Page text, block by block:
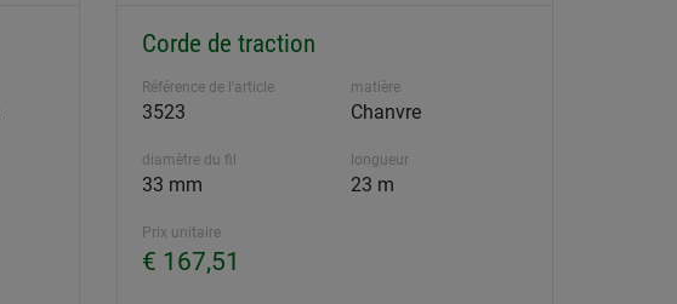
Corde de traction
Référence de l'article
3523
matière
Chanvre
diamètre du fil
33 mm
longueur
23 m
Prix unitaire
€ 167,51